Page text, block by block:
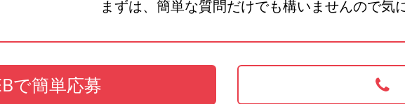
まずは、簡単な質問だけでも構いませんので気
で簡単応募